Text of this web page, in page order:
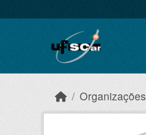
Organizações